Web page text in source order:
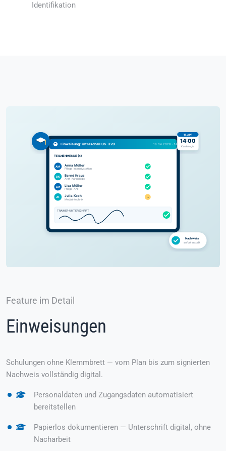
Identifikation
Feature im Detail
Einweisungen
Schulungen ohne Klemmbrett — vom Plan bis zum signierten
Nachweis vollständig digital.
Personaldaten und Zugangsdaten automatisiert
bereitstellen
Papierlos dokumentieren — Unterschrift digital, ohne
Nacharbeit